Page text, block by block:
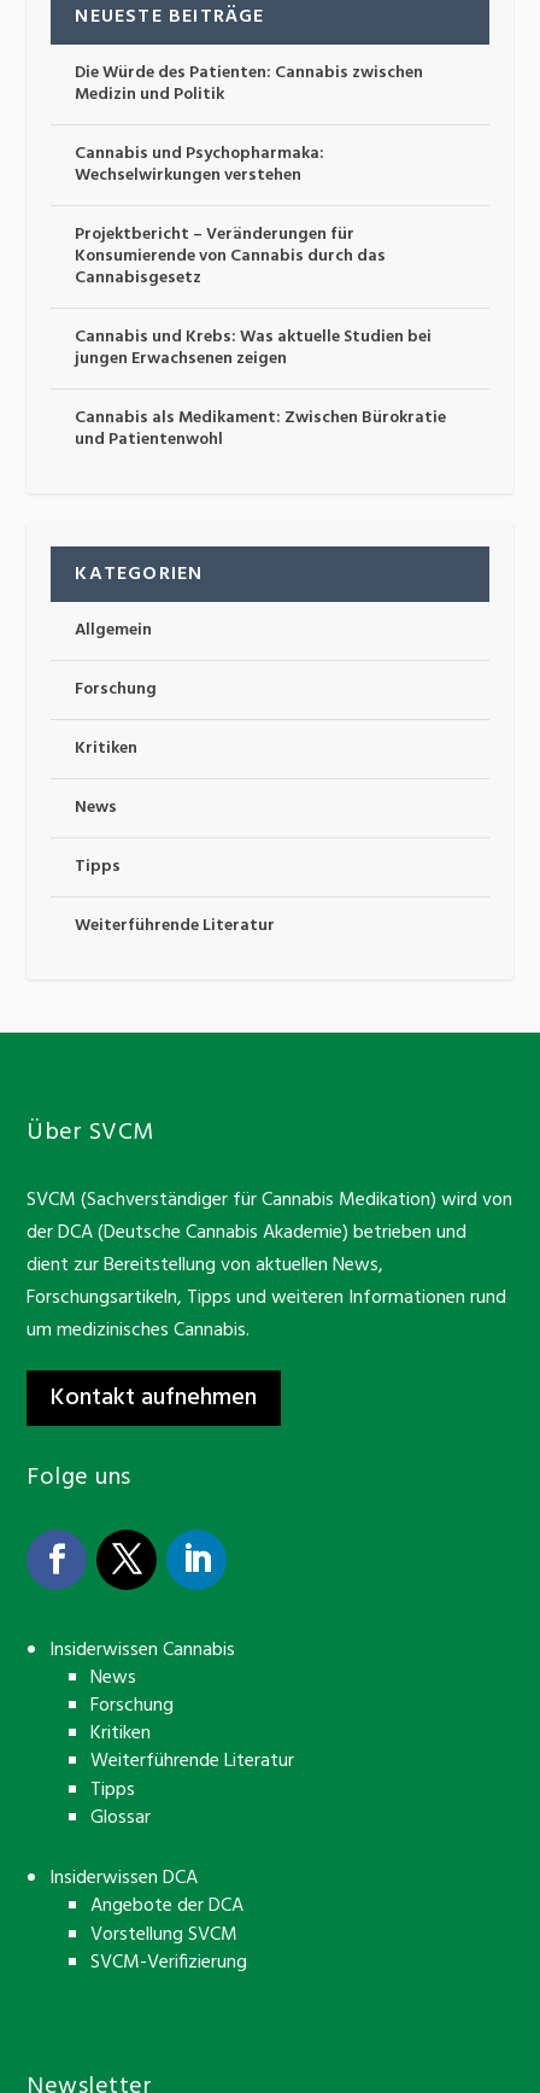
NEUESTE BEITRÄGE
Die Würde des Patienten: Cannabis zwischen
Medizin und Politik
Cannabis und Psychopharmaka:
Wechselwirkungen verstehen
Projektbericht – Veränderungen für
Konsumierende von Cannabis durch das
Cannabisgesetz
Cannabis und Krebs: Was aktuelle Studien bei
jungen Erwachsenen zeigen
Cannabis als Medikament: Zwischen Bürokratie
und Patientenwohl
KATEGORIEN
Allgemein
Forschung
Kritiken
News
Tipps
Weiterführende Literatur
Über SVCM
SVCM (Sachverständiger für Cannabis Medikation) wird von
der DCA (Deutsche Cannabis Akademie) betrieben und
dient zur Bereitstellung von aktuellen News,
Forschungsartikeln, Tipps und weiteren Informationen rund
um medizinisches Cannabis.
Kontakt aufnehmen
Folge uns
Insiderwissen Cannabis
News
Forschung
Kritiken
Weiterführende Literatur
Tipps
Glossar
Insiderwissen DCA
Angebote der DCA
Vorstellung SVCM
SVCM-Verifizierung